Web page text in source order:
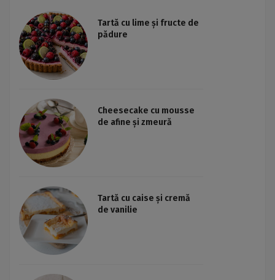
Tartă cu lime și fructe de
pădure
Cheesecake cu mousse
de afine și zmeură
Tartă cu caise și cremă
de vanilie